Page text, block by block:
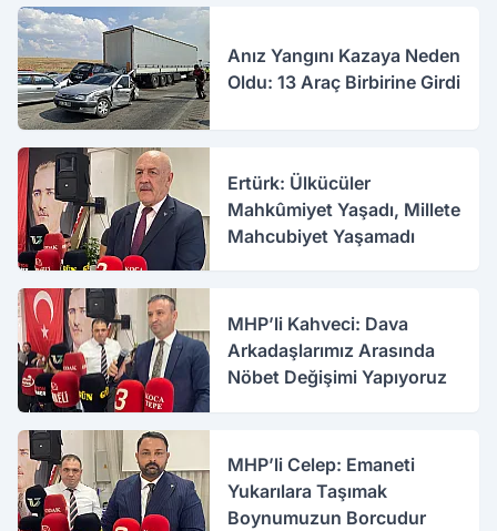
Anız Yangını Kazaya Neden
Oldu: 13 Araç Birbirine Girdi
Ertürk: Ülkücüler
Mahkûmiyet Yaşadı, Millete
Mahcubiyet Yaşamadı
MHP’li Kahveci: Dava
Arkadaşlarımız Arasında
Nöbet Değişimi Yapıyoruz
MHP’li Celep: Emaneti
Yukarılara Taşımak
Boynumuzun Borcudur